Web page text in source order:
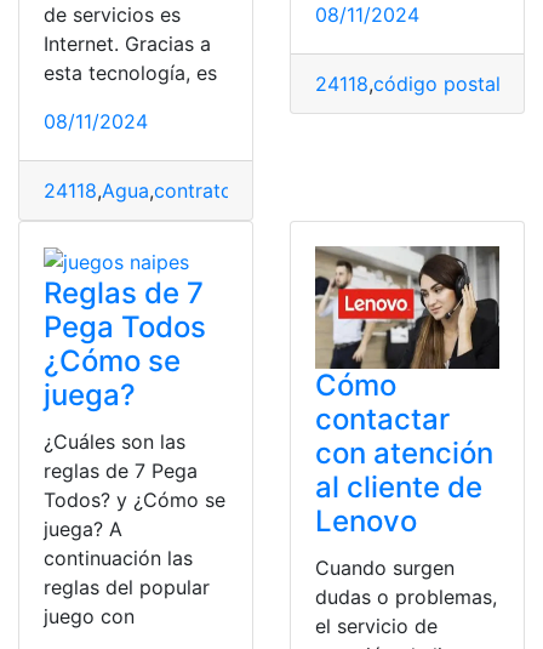
de servicios es
Internet. Gracias a
esta tecnología, es
08/11/2024
24118,Agua,contrato de agua
08/11/2024
24118,código postal
Reglas de 7
Pega Todos
¿Cómo se
juega?
¿Cuáles son las
reglas de 7 Pega
Todos? y ¿Cómo se
juega? A
continuación las
reglas del popular
juego con
Cómo
contactar
con atención
al cliente de
Lenovo
Cuando surgen
dudas o problemas,
el servicio de